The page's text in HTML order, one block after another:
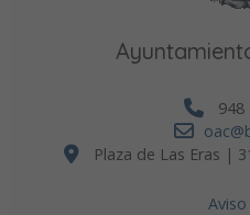
948
Plaza de Las Eras |